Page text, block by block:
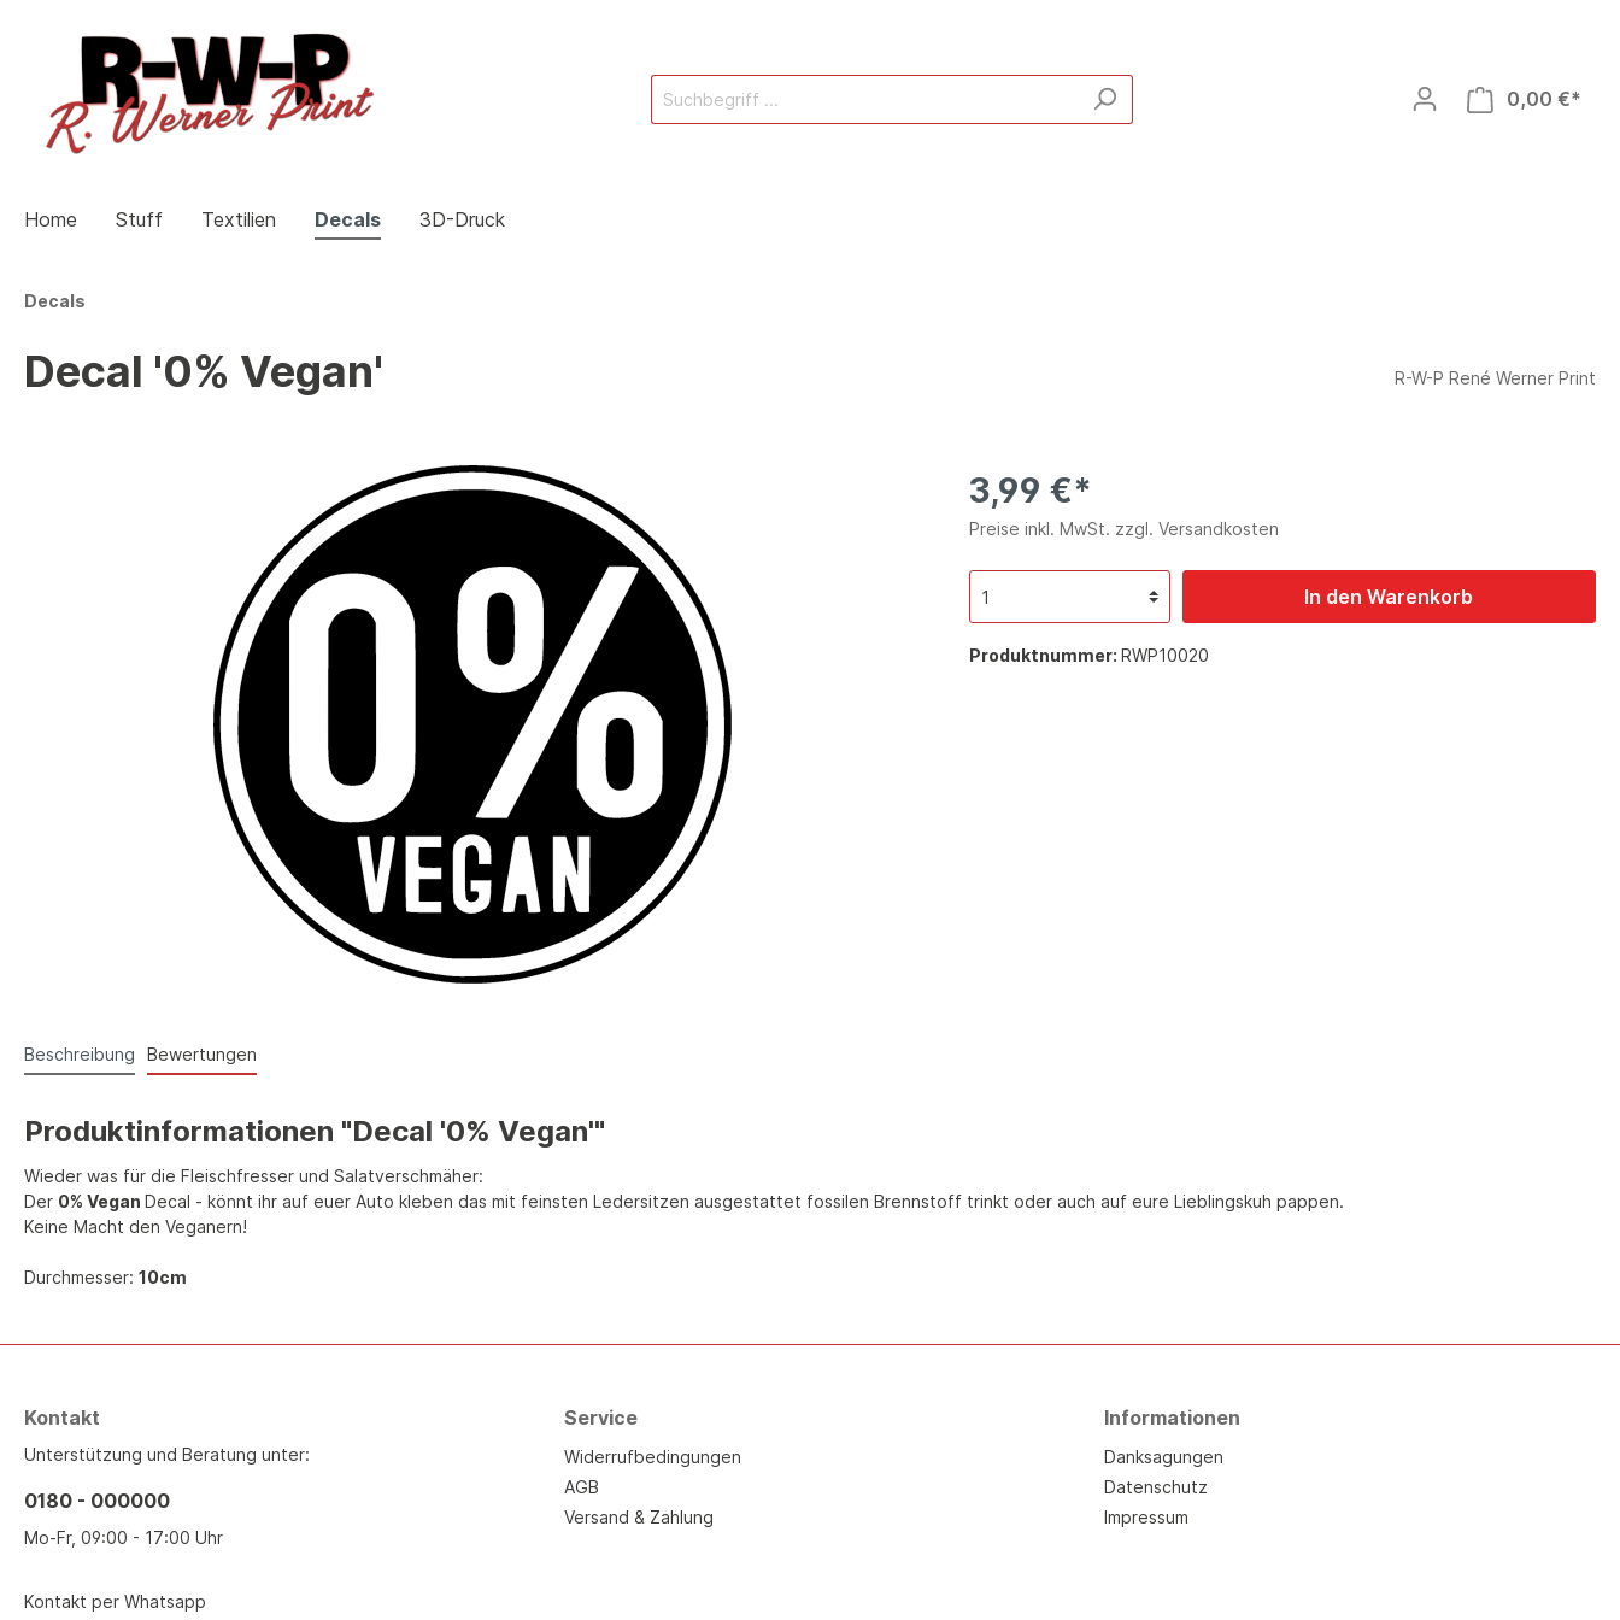
0,00 €*
Home Stuff Textilien Decals 3D-Druck
Zur Kategorie Stuff
Schlüsselanhänger
Zur Kategorie Textilien
Hoodies
Zur Kategorie 3D-Druck
Zusatzinstrumente
Decals
Decal '0% Vegan' R-W-P René Werner Print
3,99 €*
Preise inkl. MwSt. zzgl. Versandkosten
In den Warenkorb
Produktnummer: RWP10020
Beschreibung Bewertungen
Produktinformationen "Decal '0% Vegan'"
Wieder was für die Fleischfresser und Salatverschmäher:
Der 0% Vegan Decal - könnt ihr auf euer Auto kleben das mit feinsten Ledersitzen ausgestattet fossilen Brennstoff trinkt oder auch auf eure Lieblingskuh pappen.
Keine Macht den Veganern!
Durchmesser: 10cm
Kontakt
Unterstützung und Beratung unter:
0180 - 000000
Mo-Fr, 09:00 - 17:00 Uhr
Kontakt per Whatsapp
Service
Widerrufbedingungen
AGB
Versand & Zahlung
Informationen
Danksagungen
Datenschutz
Impressum